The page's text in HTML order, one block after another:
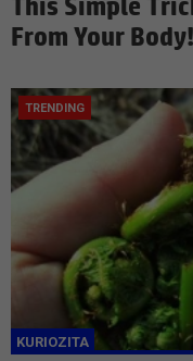
This Simple
From Your Body!